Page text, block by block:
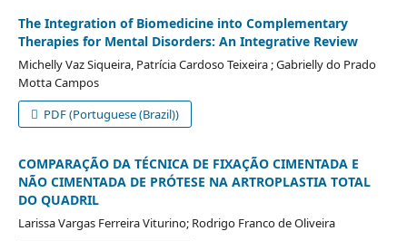
The Integration of Biomedicine into Complementary
Therapies for Mental Disorders: An Integrative Review
Michelly Vaz Siqueira, Patrícia Cardoso Teixeira ; Gabrielly do Prado
Motta Campos
PDF (Portuguese (Brazil))
COMPARAÇÃO DA TÉCNICA DE FIXAÇÃO CIMENTADA E
NÃO CIMENTADA DE PRÓTESE NA ARTROPLASTIA TOTAL
DO QUADRIL
Larissa Vargas Ferreira Viturino; Rodrigo Franco de Oliveira